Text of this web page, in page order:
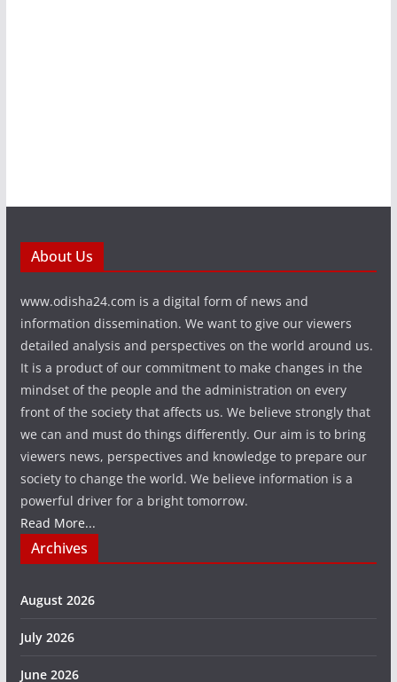
About Us
www.odisha24.com is a digital form of news and
information dissemination. We want to give our viewers
detailed analysis and perspectives on the world around us.
It is a product of our commitment to make changes in the
mindset of the people and the administration on every
front of the society that affects us. We believe strongly that
we can and must do things differently. Our aim is to bring
viewers news, perspectives and knowledge to prepare our
society to change the world. We believe information is a
powerful driver for a bright tomorrow.
Read More...
Archives
August 2026
July 2026
June 2026